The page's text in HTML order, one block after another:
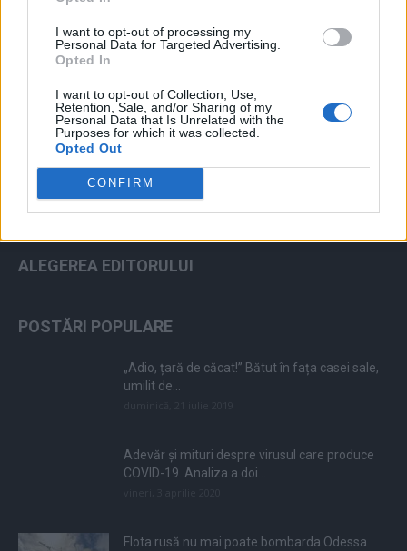
I want to opt-out of processing my
Personal Data for Targeted Advertising.
Opted In
I want to opt-out of Collection, Use,
Retention, Sale, and/or Sharing of my
Personal Data that Is Unrelated with the
Purposes for which it was collected.
Opted Out
CONFIRM
ad
ALEGEREA EDITORULUI
POSTĂRI POPULARE
„Adio, țară de căcat!” Bătut în fața casei sale,
umilit de...
Adevăr și mituri despre virusul care produce
COVID-19. Analiza a doi...
Flota rusă nu mai poate bombarda Odessa